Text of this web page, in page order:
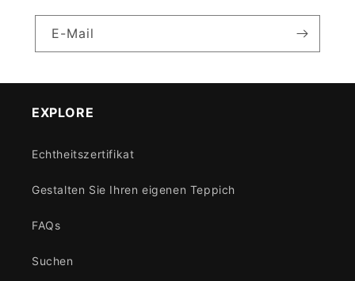
E-Mail
EXPLORE
Echtheitszertifikat
Gestalten Sie Ihren eigenen Teppich
FAQs
Suchen